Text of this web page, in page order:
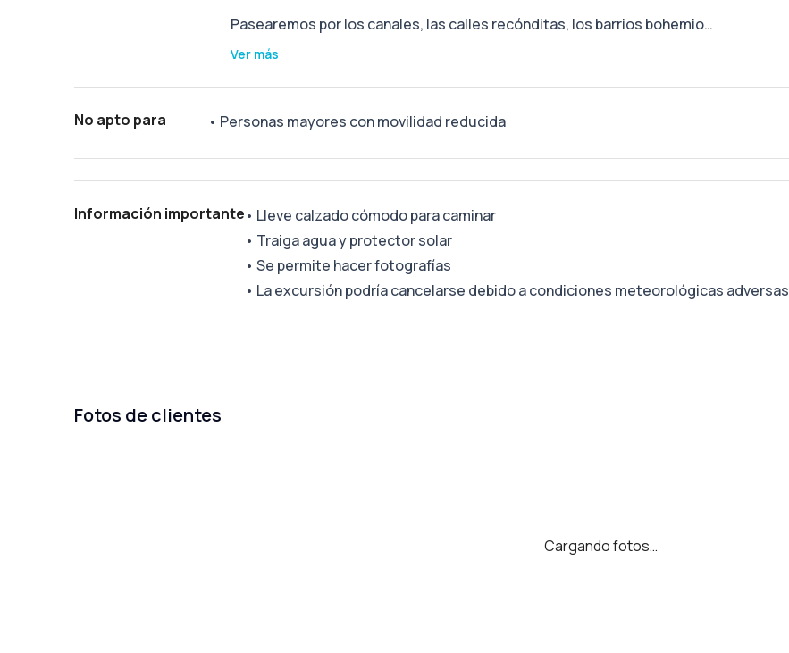
Pasearemos por los canales, las calles recónditas, los barrios bohemio…
Ver más
No apto para • Personas mayores con movilidad reducida
Información importante• Lleve calzado cómodo para caminar
• Traiga agua y protector solar
•Se permite hacer fotografías
• La excursión podría cancelarse debido a condiciones meteorológicas adversas
Fotos de clientes
Cargando fotos…